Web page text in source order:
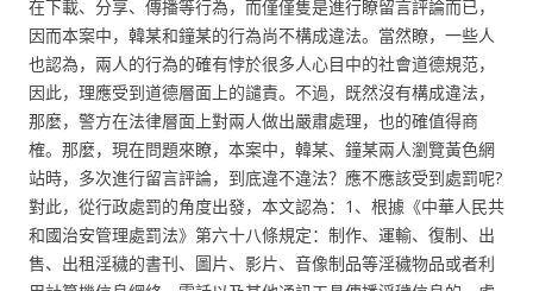
在下載、分享、傳播等行為，而僅僅隻是進行瞭留言評論而已，
因而本案中，韓某和鐘某的行為尚不構成違法。當然瞭，一些人
也認為，兩人的行為的確有悖於很多人心目中的社會道德規范，
因此，理應受到道德層面上的譴責。不過，既然沒有構成違法，
那麼，警方在法律層面上對兩人做出嚴肅處理，也的確值得商
榷。那麼，現在問題來瞭，本案中，韓某、鐘某兩人瀏覽黃色網
站時，多次進行留言評論，到底違不違法？應不應該受到處罰呢?
對此，從行政處罰的角度出發，本文認為：1、根據《中華人民共
和國治安管理處罰法》第六十八條規定：制作、運輸、復制、出
售、出租淫穢的書刊、圖片、影片、音像制品等淫穢物品或者利